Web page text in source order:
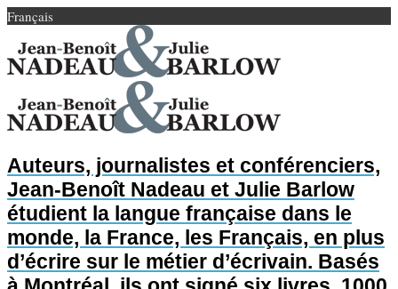
Français
Auteurs, journalistes et conférenciers,
Jean-Benoît Nadeau et Julie Barlow
étudient la langue française dans le
monde, la France, les Français, en plus
d’écrire sur le métier d’écrivain. Basés